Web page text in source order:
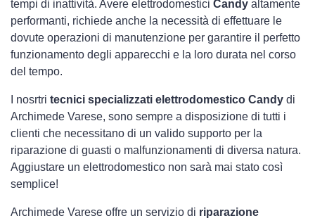
tempi di inattività. Avere elettrodomestici Candy altamente
performanti, richiede anche la necessità di effettuare le
dovute operazioni di manutenzione per garantire il perfetto
funzionamento degli apparecchi e la loro durata nel corso
del tempo.
I nosrtri tecnici specializzati elettrodomestico Candy di
Archimede Varese, sono sempre a disposizione di tutti i
clienti che necessitano di un valido supporto per la
riparazione di guasti o malfunzionamenti di diversa natura.
Aggiustare un elettrodomestico non sarà mai stato così
semplice!
Archimede Varese offre un servizio di riparazione